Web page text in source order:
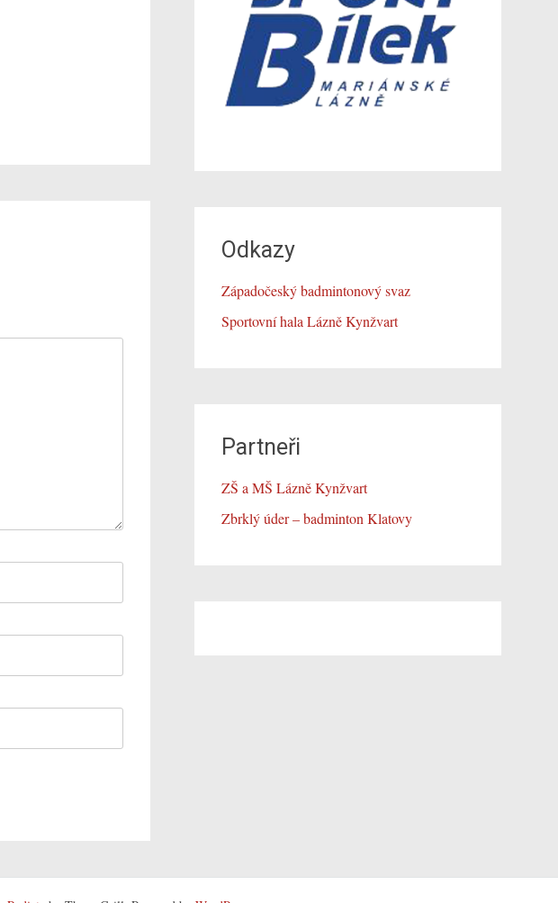
Odkazy
Západočeský badmintonový svaz
Sportovní hala Lázně Kynžvart
Partneři
ZŠ a MŠ Lázně Kynžvart
Zbrklý úder – badminton Klatovy